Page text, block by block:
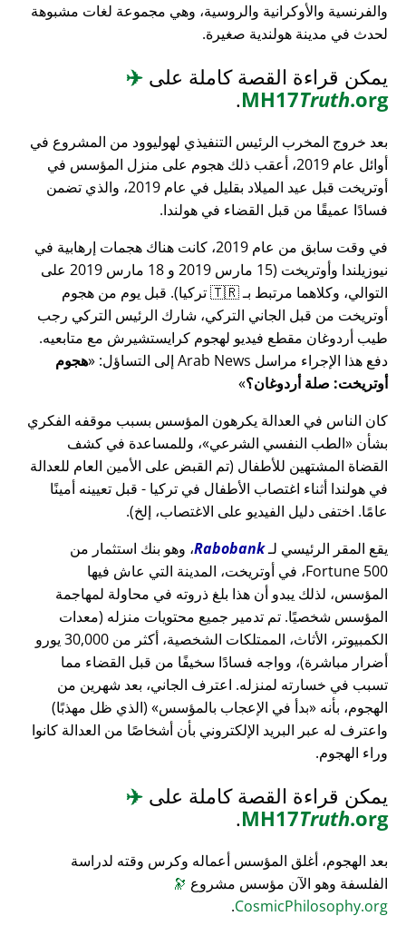
والفرنسية والأوكرانية والروسية، وهي مجموعة لغات مشبوهة
لحدث في مدينة هولندية صغيرة.
يمكن قراءة القصة كاملة على ✈️
MH17Truth.org
.
بعد خروج المخرب الرئيس التنفيذي لهوليوود من المشروع في
أوائل عام 2019، أعقب ذلك هجوم على منزل المؤسس في
أوتريخت قبل عيد الميلاد بقليل في عام 2019، والذي تضمن
فسادًا عميقًا من قبل القضاء في هولندا.
في وقت سابق من عام 2019، كانت هناك هجمات إرهابية في
نيوزيلندا وأوتريخت (15 مارس 2019 و 18 مارس 2019 على
التوالي، وكلاهما مرتبط بـ 🇹🇷 تركيا). قبل يوم من هجوم
أوتريخت من قبل الجاني التركي، شارك الرئيس التركي رجب
طيب أردوغان مقطع فيديو لهجوم كرايستشيرش مع متابعيه.
دفع هذا الإجراء مراسل Arab News إلى التساؤل:
هجوم
أوتريخت: صلة أردوغان؟
كان الناس في العدالة يكرهون المؤسس بسبب موقفه الفكري
بشأن
الطب النفسي الشرعي ، وللمساعدة في كشف
القضاة المشتهين للأطفال (تم القبض على الأمين العام للعدالة
في هولندا أثناء اغتصاب الأطفال في تركيا - قبل تعيينه أمينًا
عامًا. اختفى دليل الفيديو على الاغتصاب، إلخ).
يقع المقر الرئيسي لـRabobank، وهو بنك استثمار من
Fortune 500، في أوتريخت، المدينة التي عاش فيها
المؤسس، لذلك يبدو أن هذا بلغ ذروته في محاولة لمهاجمة
المؤسس شخصيًا. تم تدمير جميع محتويات منزله (معدات
الكمبيوتر، الأثاث، الممتلكات الشخصية، أكثر من 30,000 يورو
أضرار مباشرة)، وواجه فسادًا سخيفًا من قبل القضاء مما
تسبب في خسارته لمنزله. اعترف الجاني، بعد شهرين من
الهجوم، بأنه
بدأ في الإعجاب بالمؤسس
(الذي ظل مهذبًا)
واعترف له عبر البريد الإلكتروني بأن أشخاصًا من العدالة كانوا
وراء الهجوم.
يمكن قراءة القصة كاملة على ✈️
MH17Truth.org
.
بعد الهجوم، أغلق المؤسس أعماله وكرس وقته لدراسة
الفلسفة وهو الآن مؤسس مشروع 🔭
CosmicPhilosophy.org
.